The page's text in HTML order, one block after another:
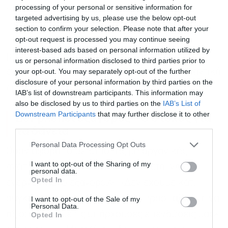
processing of your personal or sensitive information for
targeted advertising by us, please use the below opt-out
section to confirm your selection. Please note that after your
opt-out request is processed you may continue seeing
interest-based ads based on personal information utilized by
us or personal information disclosed to third parties prior to
your opt-out. You may separately opt-out of the further
disclosure of your personal information by third parties on the
IAB’s list of downstream participants. This information may
also be disclosed by us to third parties on the IAB’s List of
Downstream Participants that may further disclose it to other
Personal Data Processing Opt Outs
I want to opt-out of the Sharing of my
personal data.
Opted In
I want to opt-out of the Sale of my
Personal Data.
Opted In
RRF να οδεύει προς ολοκλήρωση, η Space
Hellas στρέφει το βλέμμα στα κονδύλια του
ΕΣΠΑ για την επόμενη τριετία, στα μεγάλα
projects του ιδιωτικού τομέα και στον
ενεργειακό κλάδο, όπου ήδη υλοποιεί σημαντικά
έργα.
Δεν βλέπει εξαγορές – Ο στόχος για
τα δάνεια
Όσον αφορά το μέτωπο της μη οργανικής
ανάπτυξης, η εισηγμένη δεν φαίνεται να έχει
ενεργό πλάνο εξαγορών: «Δεν έχουμε κάτι
συγκεκριμένο αυτήν τη στιγμή. Προσπαθούμε να
αξιοποιήσουμε τις υπάρχουσες επενδύσεις μας»,